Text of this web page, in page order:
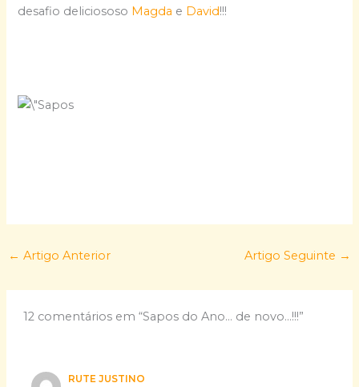
desafio deliciososo Magda e David!!!
← Artigo Anterior Artigo Seguinte →
12 comentários em “Sapos do Ano… de novo…!!!”
RUTE JUSTINO